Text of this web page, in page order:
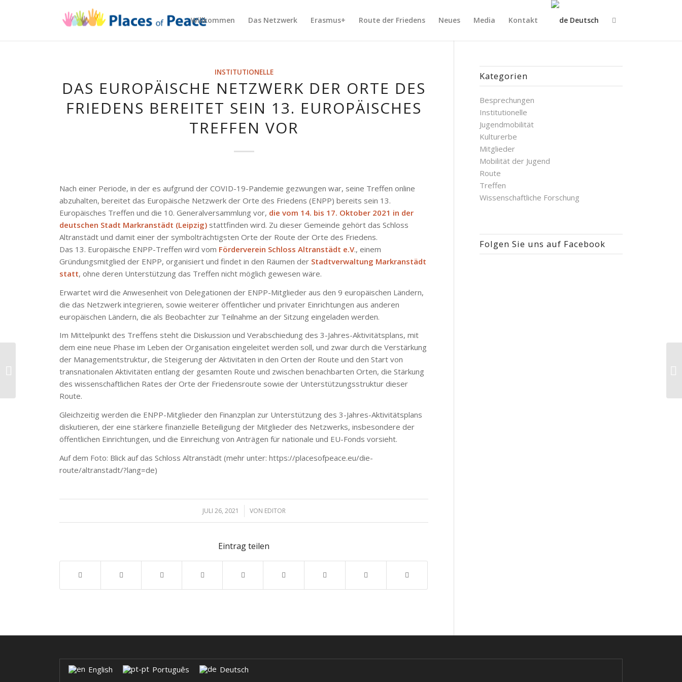
Willkommen Das Netzwerk Erasmus+ Route der Friedens Neues Media Kontakt Deutsch
INSTITUTIONELLE
DAS EUROPÄISCHE NETZWERK DER ORTE DES
FRIEDENS BEREITET SEIN 13. EUROPÄISCHES
TREFFEN VOR
Nach einer Periode, in der es aufgrund der COVID-19-Pandemie gezwungen war, seine Treffen online
abzuhalten, bereitet das Europäische Netzwerk der Orte des Friedens (ENPP) bereits sein 13.
Europäisches Treffen und die 10. Generalversammlung vor, die vom 14. bis 17. Oktober 2021 in der
deutschen Stadt Markranstädt (Leipzig) stattfinden wird. Zu dieser Gemeinde gehört das Schloss
Altranstädt und damit einer der symbolträchtigsten Orte der Route der Orte des Friedens.
Das 13. Europäische ENPP-Treffen wird vom Förderverein Schloss Altranstädt e.V., einem
Gründungsmitglied der ENPP, organisiert und findet in den Räumen der Stadtverwaltung Markranstädt
statt, ohne deren Unterstützung das Treffen nicht möglich gewesen wäre.
Erwartet wird die Anwesenheit von Delegationen der ENPP-Mitglieder aus den 9 europäischen Ländern,
die das Netzwerk integrieren, sowie weiterer öffentlicher und privater Einrichtungen aus anderen
europäischen Ländern, die als Beobachter zur Teilnahme an der Sitzung eingeladen werden.
Im Mittelpunkt des Treffens steht die Diskussion und Verabschiedung des 3-Jahres-Aktivitätsplans, mit
dem eine neue Phase im Leben der Organisation eingeleitet werden soll, und zwar durch die Verstärkung
der Managementstruktur, die Steigerung der Aktivitäten in den Orten der Route und den Start von
transnationalen Aktivitäten entlang der gesamten Route und zwischen benachbarten Orten, die Stärkung
des wissenschaftlichen Rates der Orte der Friedensroute sowie der Unterstützungsstruktur dieser
Route.
Gleichzeitig werden die ENPP-Mitglieder den Finanzplan zur Unterstützung des 3-Jahres-Aktivitätsplans
diskutieren, der eine stärkere finanzielle Beteiligung der Mitglieder des Netzwerks, insbesondere der
öffentlichen Einrichtungen, und die Einreichung von Anträgen für nationale und EU-Fonds vorsieht.
Auf dem Foto: Blick auf das Schloss Altranstädt (mehr unter: https://placesofpeace.eu/die-
route/altranstadt/?lang=de)
JULI 26, 2021
/ VON EDITOR
Eintrag teilen
Kategorien
Besprechungen
Institutionelle
Jugendmobilität
Kulturerbe
Mitglieder
Mobilität der Jugend
Route
Treffen
Wissenschaftliche Forschung
Folgen Sie uns auf Facebook
English Português Deutsch
Die Konferenz „Places
of Peace“ war sehr